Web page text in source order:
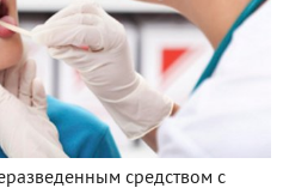
средством с